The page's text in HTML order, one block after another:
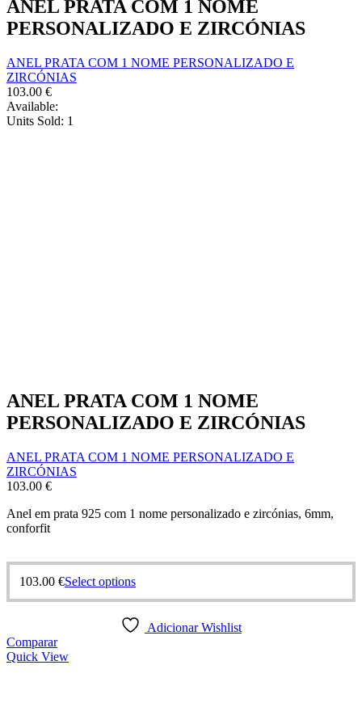
product
page
options
may
be
on
ANEL PRATA COM 1 NOME
PERSONALIZADO E ZIRCÓNIAS
ANEL PRATA COM 1 NOME PERSONALIZADO E
ZIRCÓNIAS
103.00 €
Available:
Units Sold: 1
ANEL PRATA COM 1 NOME
PERSONALIZADO E ZIRCÓNIAS
ANEL PRATA COM 1 NOME PERSONALIZADO E
ZIRCÓNIAS
103.00 €
Anel em prata 925 com 1 nome personalizado e zircónias, 6mm,
conforfit
103.00 €Select optionsThis
multiple
Adicionar Wishlist
Comparar
Quick View